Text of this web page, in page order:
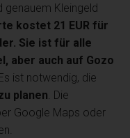
genauem Kleingeld
kostet 21 EUR für
Sie ist für alle
aber auch auf Gozo
ist notwendig, die
planen . Die
Google Maps oder